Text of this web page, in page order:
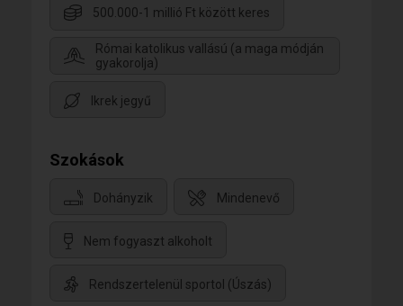
500.000-1 millió Ft között keres
Római katolikus vallású (a maga módján
gyakorolja)
Ikrek jegyű
Szokások
Dohányzik Mindenevő
Nem fogyaszt alkoholt
Rendszertelenül sportol (Úszás)